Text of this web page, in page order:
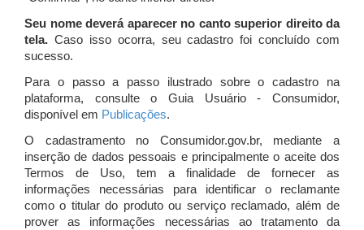
Seu nome deverá aparecer no canto superior direito da
tela. Caso isso ocorra, seu cadastro foi concluído com
sucesso.
Para o passo a passo ilustrado sobre o cadastro na
plataforma, consulte o Guia Usuário - Consumidor,
disponível em Publicações.
O cadastramento no Consumidor.gov.br, mediante a
inserção de dados pessoais e principalmente o aceite dos
Termos de Uso, tem a finalidade de fornecer as
informações necessárias para identificar o reclamante
como o titular do produto ou serviço reclamado, além de
prover as informações necessárias ao tratamento da